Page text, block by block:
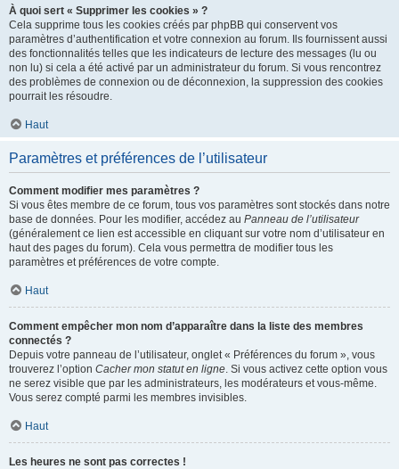
À quoi sert « Supprimer les cookies » ?
Cela supprime tous les cookies créés par phpBB qui conservent vos
paramètres d’authentification et votre connexion au forum. Ils fournissent aussi
des fonctionnalités telles que les indicateurs de lecture des messages (lu ou
non lu) si cela a été activé par un administrateur du forum. Si vous rencontrez
des problèmes de connexion ou de déconnexion, la suppression des cookies
pourrait les résoudre.
Haut
Paramètres et préférences de l’utilisateur
Comment modifier mes paramètres ?
Si vous êtes membre de ce forum, tous vos paramètres sont stockés dans notre
base de données. Pour les modifier, accédez au Panneau de l’utilisateur
(généralement ce lien est accessible en cliquant sur votre nom d’utilisateur en
haut des pages du forum). Cela vous permettra de modifier tous les
paramètres et préférences de votre compte.
Haut
Comment empêcher mon nom d’apparaître dans la liste des membres
connectés ?
Depuis votre panneau de l’utilisateur, onglet « Préférences du forum », vous
trouverez l’option Cacher mon statut en ligne. Si vous activez cette option vous
ne serez visible que par les administrateurs, les modérateurs et vous-même.
Vous serez compté parmi les membres invisibles.
Haut
Les heures ne sont pas correctes !